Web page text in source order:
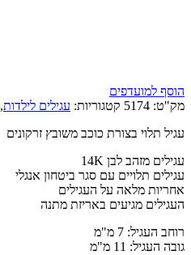
הוסף למועדפים
מק"ט: 5174 קטגוריות: עגילים לילדות,
עגיל תלוי בצורת כוכב משובץ זרקונים
עגילים מזהב לבן 14K
עגילים תלויים עם סגר ביטחון אנגלי
אחריות מלאה על העגילים
העגילים מגיעים באריזת מתנה
רוחב העגיל: 7 מ"מ
גובה העגיל: 11 מ"מ